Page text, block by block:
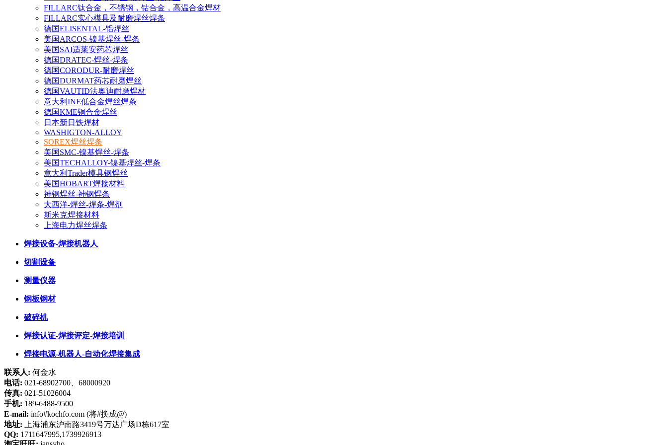
FILLARC钛合金，不锈钢，钴合金，高温合金焊材
FILLARC实心模具及耐磨焊丝焊条
德国ELISENTAL-铝焊丝
美国ARCOS-镍基焊丝-焊条
美国SAI适莱安药芯焊丝
德国DRATEC-焊丝-焊条
德国CORODUR-耐磨焊丝
德国DURMAT药芯耐磨焊丝
德国VAUTID法奥迪耐磨焊材
意大利INE低合金焊丝焊条
德国KME铜合金焊丝
日本新日铁焊材
WASHIGTON-ALLOY
SOREX焊丝焊条
美国SMC-镍基焊丝-焊条
美国TECHALLOY-镍基焊丝-焊条
意大利Trader模具钢焊丝
美国HOBART焊接材料
神钢焊丝-神钢焊条
大西洋-焊丝-焊条-焊剂
斯米克焊接材料
上海电力焊丝焊条
焊接设备-焊接机器人
切割设备
测量仪器
钢板钢材
破碎机
焊接认证-焊接评定-焊接培训
焊接电源-机器人-自动化焊接集成
联系人: 何金水
电话: 021-68902700、68000920
传真: 021-51026004
手机: 189-6488-9500
E-mail: info#kochfo.com (将#换成@)
地址: 上海浦东沪南路3419号万达广场D栋617室
QQ: 1711647995,1739926913